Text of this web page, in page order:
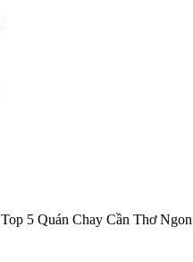
Top 5 Quán Chay Cần Thơ Ngon